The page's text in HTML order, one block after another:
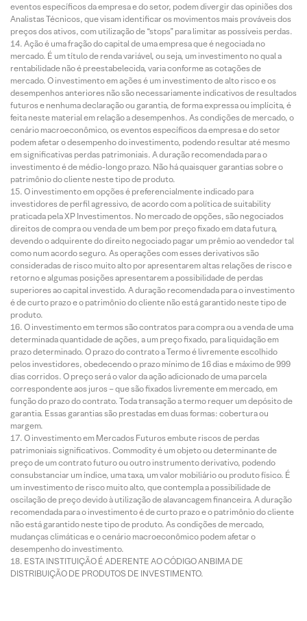
eventos específicos da empresa e do setor, podem divergir das opiniões dos
Analistas Técnicos, que visam identificar os movimentos mais prováveis dos
preços dos ativos, com utilização de “stops” para limitar as possíveis perdas.
Ação é uma fração do capital de uma empresa que é negociada no
mercado. É um título de renda variável, ou seja, um investimento no qual a
rentabilidade não é preestabelecida, varia conforme as cotações de
mercado. O investimento em ações é um investimento de alto risco e os
desempenhos anteriores não são necessariamente indicativos de resultados
futuros e nenhuma declaração ou garantia, de forma expressa ou implícita, é
feita neste material em relação a desempenhos. As condições de mercado, o
cenário macroeconômico, os eventos específicos da empresa e do setor
podem afetar o desempenho do investimento, podendo resultar até mesmo
em significativas perdas patrimoniais. A duração recomendada para o
investimento é de médio-longo prazo. Não há quaisquer garantias sobre o
patrimônio do cliente neste tipo de produto.
O investimento em opções é preferencialmente indicado para
investidores de perfil agressivo, de acordo com a política de suitability
praticada pela XP Investimentos. No mercado de opções, são negociados
direitos de compra ou venda de um bem por preço fixado em data futura,
devendo o adquirente do direito negociado pagar um prêmio ao vendedor tal
como num acordo seguro. As operações com esses derivativos são
consideradas de risco muito alto por apresentarem altas relações de risco e
retorno e algumas posições apresentarem a possibilidade de perdas
superiores ao capital investido. A duração recomendada para o investimento
é de curto prazo e o patrimônio do cliente não está garantido neste tipo de
produto.
O investimento em termos são contratos para compra ou a venda de uma
determinada quantidade de ações, a um preço fixado, para liquidação em
prazo determinado. O prazo do contrato a Termo é livremente escolhido
pelos investidores, obedecendo o prazo mínimo de 16 dias e máximo de 999
dias corridos. O preço será o valor da ação adicionado de uma parcela
correspondente aos juros – que são fixados livremente em mercado, em
função do prazo do contrato. Toda transação a termo requer um depósito de
garantia. Essas garantias são prestadas em duas formas: cobertura ou
margem.
O investimento em Mercados Futuros embute riscos de perdas
patrimoniais significativos. Commodity é um objeto ou determinante de
preço de um contrato futuro ou outro instrumento derivativo, podendo
consubstanciar um índice, uma taxa, um valor mobiliário ou produto físico. É
um investimento de risco muito alto, que contempla a possibilidade de
oscilação de preço devido à utilização de alavancagem financeira. A duração
recomendada para o investimento é de curto prazo e o patrimônio do cliente
não está garantido neste tipo de produto. As condições de mercado,
mudanças climáticas e o cenário macroeconômico podem afetar o
desempenho do investimento.
ESTA INSTITUIÇÃO É ADERENTE AO CÓDIGO ANBIMA DE
DISTRIBUIÇÃO DE PRODUTOS DE INVESTIMENTO.